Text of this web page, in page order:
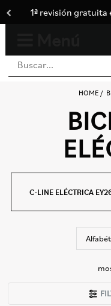
1ª revisión
HOME
C-LINE ELÉCTRICA